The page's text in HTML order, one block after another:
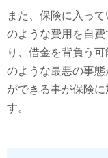
また、保険に入っ
のような費用を自
り、借金を背負う
のような最悪の事
ができる事が保険
す。